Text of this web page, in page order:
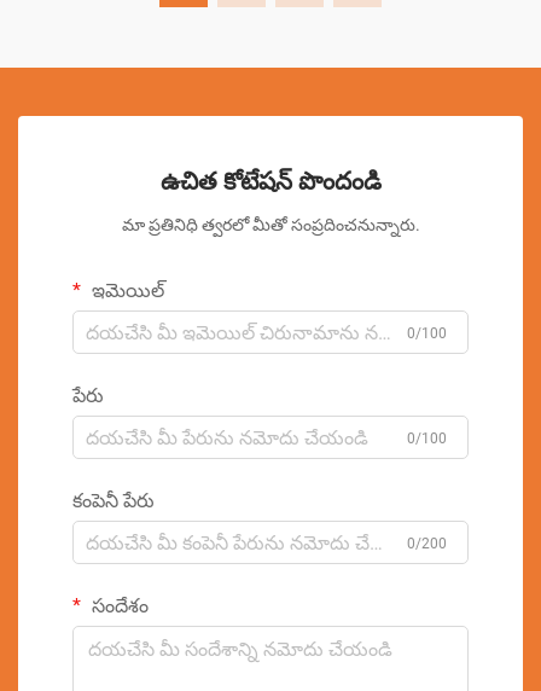
ఉచిత కోటేషన్ పొందండి
మా ప్రతినిధి త్వరలో మీతో సంప్రదించనున్నారు.
ఇమెయిల్
0/100
పేరు
0/100
కంపెనీ పేరు
0/200
సందేశం